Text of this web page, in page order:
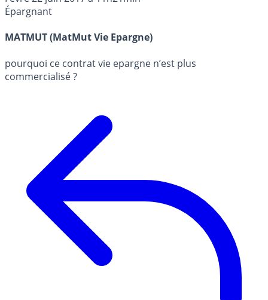
Épargnant
MATMUT (MatMut Vie Epargne)
pourquoi ce contrat vie epargne n’est plus
commercialisé ?